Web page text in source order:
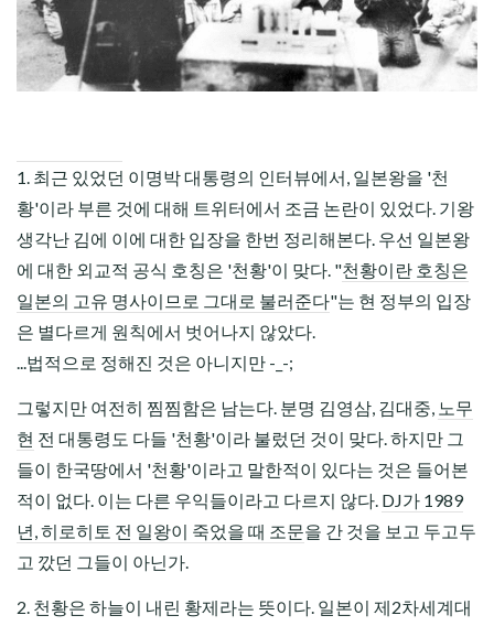
1. 최근 있었던 이명박 대통령의 인터뷰에서, 일본왕을 '천
황'이라 부른 것에 대해 트위터에서 조금 논란이 있었다. 기왕
생각난 김에 이에 대한 입장을 한번 정리해본다. 우선 일본왕
에 대한 외교적 공식 호칭은 '천황'이 맞다. "천황이란 호칭은
일본의 고유 명사이므로 그대로 불러준다"는 현 정부의 입장
은 별다르게 원칙에서 벗어나지 않았다.
...법적으로 정해진 것은 아니지만 -_-;
그렇지만 여전히 찜찜함은 남는다. 분명 김영삼, 김대중, 노무
현 전 대통령도 다들 '천황'이라 불렀던 것이 맞다. 하지만 그
들이 한국땅에서 '천황'이라고 말한적이 있다는 것은 들어본
적이 없다. 이는 다른 우익들이라고 다르지 않다. DJ가 1989
년, 히로히토 전 일왕이 죽었을 때 조문을 간 것을 보고 두고두
고 깠던 그들이 아닌가.
2. 천황은 하늘이 내린 황제라는 뜻이다. 일본이 제2차세계대